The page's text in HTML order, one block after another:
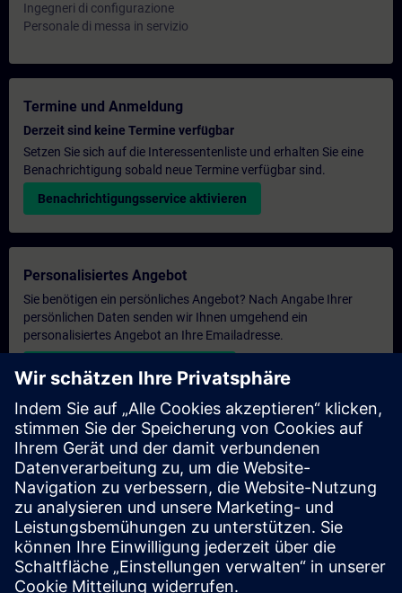
Ingegneri di configurazione
Personale di messa in servizio
Termine und Anmeldung
Derzeit sind keine Termine verfügbar
Setzen Sie sich auf die Interessentenliste und erhalten Sie eine
Benachrichtigung sobald neue Termine verfügbar sind.
Benachrichtigungsservice aktivieren
Personalisiertes Angebot
Sie benötigen ein persönliches Angebot? Nach Angabe Ihrer
persönlichen Daten senden wir Ihnen umgehend ein
personalisiertes Angebot an Ihre Emailadresse.
Persönliches Angebot zusenden
Anfrage Exklusivtraining
Haben Sie Bedarf an einem höheren Schulungsangebot und
brauchen ein exklusives Training – entweder vor Ort bei Ihnen,
virtuell oder in einem SITRAIN Trainingscenter? Nachdem Sie
uns Ihre persönlichen Daten und Ihren Trainingsbedarf
übermittelt haben, bekommen Sie von uns ein Angebot für eine
exklusive Schulung.
Exklusives Angebot anfragen